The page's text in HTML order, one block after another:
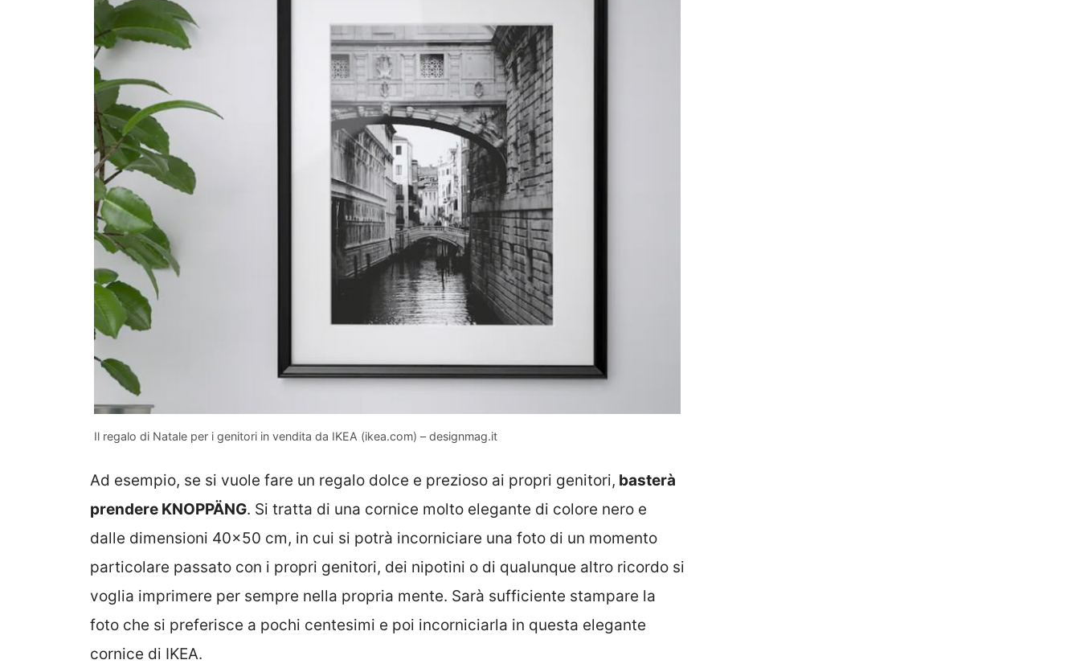
Il regalo di Natale per i genitori in vendita da IKEA (ikea.com) – designmag.it
Ad esempio, se si vuole fare un regalo dolce e prezioso ai propri genitori, basterà
prendere KNOPPÄNG. Si tratta di una cornice molto elegante di colore nero e
dalle dimensioni 40×50 cm, in cui si potrà incorniciare una foto di un momento
particolare passato con i propri genitori, dei nipotini o di qualunque altro ricordo si
voglia imprimere per sempre nella propria mente. Sarà sufficiente stampare la
foto che si preferisce a pochi centesimi e poi incorniciarla in questa elegante
cornice di IKEA.